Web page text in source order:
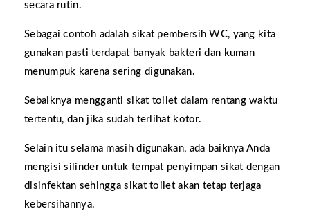
secara rutin.
Sebagai contoh adalah sikat pembersih WC, yang kita
gunakan pasti terdapat banyak bakteri dan kuman
menumpuk karena sering digunakan.
Sebaiknya mengganti sikat toilet dalam rentang waktu
tertentu, dan jika sudah terlihat kotor.
Selain itu selama masih digunakan, ada baiknya Anda
mengisi silinder untuk tempat penyimpan sikat dengan
disinfektan sehingga sikat toilet akan tetap terjaga
kebersihannya.